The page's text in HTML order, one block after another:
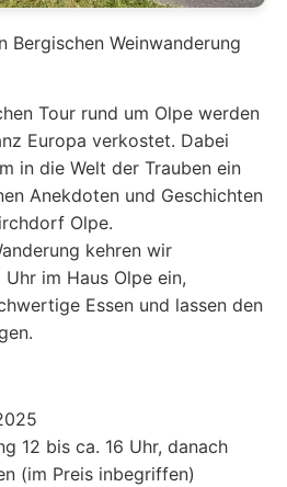
Bergischen Weinwanderung
Tour rund um Olpe werden
Europa verkostet. Dabei
in die Welt der Trauben ein
Anekdoten und Geschichten
Olpe.
kehren wir
im Haus Olpe ein,
Essen und lassen den
12 bis ca. 16 Uhr, danach
(im Preis inbegriffen)